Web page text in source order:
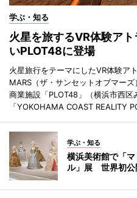
学ぶ・知る
火星を旅するVR体験ア
いPLOT48に登場
火星旅行をテーマにしたVR体験ア
MARS（ザ・サンセットオブマー
商業施設「PLOT48」（横浜市西区
「YOKOHAMA COAST REALITY
学ぶ・知る
横浜美術館で「
ル」展 世界初公